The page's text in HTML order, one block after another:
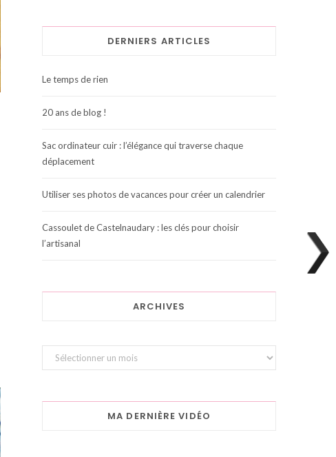
DERNIERS ARTICLES
Le temps de rien
20 ans de blog !
Sac ordinateur cuir : l’élégance qui traverse chaque
déplacement
Utiliser ses photos de vacances pour créer un calendrier
Cassoulet de Castelnaudary : les clés pour choisir
l’artisanal
ARCHIVES
Archives
MA DERNIÈRE VIDÉO